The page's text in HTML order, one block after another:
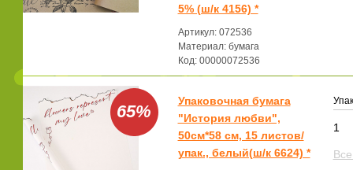
5% (ш/к 4156) *
Артикул: 072536
Материал: бумага
Код: 00000072536
65%
Упаковочная бумага
"История любви",
50см*58 см, 15 листов/
упак., белый(ш/к 6624) *
1